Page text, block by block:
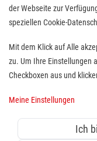
pflegebedürftigen
Dann sollten wir
sofort motivierte
der Webseite zur
speziellen Cookie-
Mit dem Klick auf Alle
zu. Um Ihre Einstellungen
Checkboxen aus und
Meine Einstellungen
Ich